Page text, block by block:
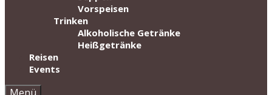
Vorspeisen
Trinken
Alkoholische Getränke
Heißgetränke
Reisen
Events